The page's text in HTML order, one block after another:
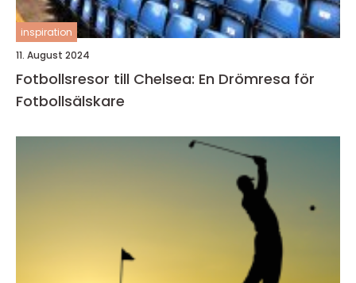
inspiration
11. August 2024
Fotbollsresor till Chelsea: En Drömresa för
Fotbollsälskare